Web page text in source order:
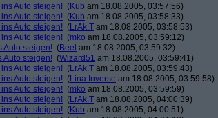
Auto steigen! (Kub am 18.08.2005, 03:57:56)
Auto steigen! (Kub am 18.08.2005, 03:58:33)
Auto steigen! (LrAk.T am 18.08.2005, 03:58:53)
Auto steigen! (mko am 18.08.2005, 03:59:12)
Auto steigen! (Beel am 18.08.2005, 03:59:32)
Auto steigen! (Wizard51 am 18.08.2005, 03:59:41)
Auto steigen! (LrAk.T am 18.08.2005, 03:59:43)
Auto steigen! (Lina Inverse am 18.08.2005, 03:59:58)
Auto steigen! (mko am 18.08.2005, 03:59:59)
Auto steigen! (LrAk.T am 18.08.2005, 04:00:39)
Auto steigen! (Kub am 18.08.2005, 04:00:51)